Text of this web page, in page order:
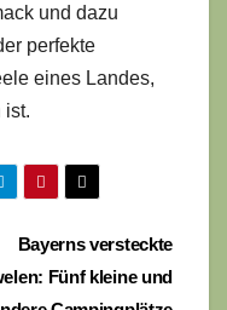
und dazu
perfekte
eines Landes,
ist.
Bayerns versteckte
Fünf kleine und